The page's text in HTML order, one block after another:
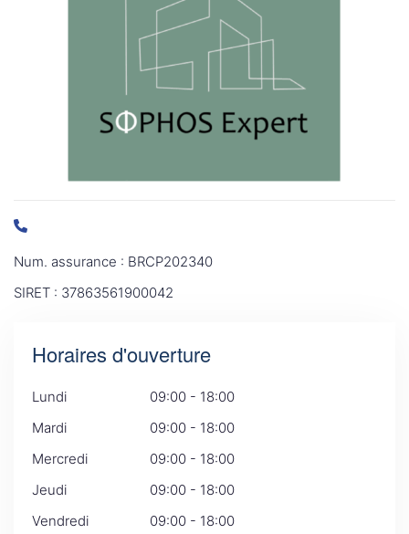
Num. assurance : BRCP202340
SIRET : 37863561900042
Horaires d'ouverture
Lundi
09:00 - 18:00
Mardi
09:00 - 18:00
Mercredi
09:00 - 18:00
Jeudi
09:00 - 18:00
Vendredi
09:00 - 18:00